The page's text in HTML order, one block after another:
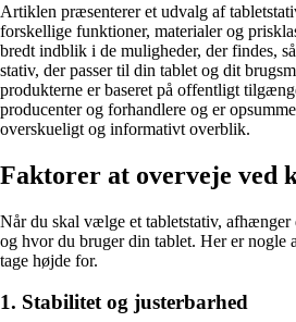
Artiklen præsenterer et udvalg af
forskellige funktioner, materialer og
bredt indblik i de muligheder, der findes,
stativ, der passer til din tablet og dit
produkterne er baseret på offentligt
producenter og forhandlere og er
overskueligt og informativt overblik.
Faktorer at overveje ved
Når du skal vælge et tabletstativ,
og hvor du bruger din tablet. Her er nogle
tage højde for.
1. Stabilitet og justerbarhed